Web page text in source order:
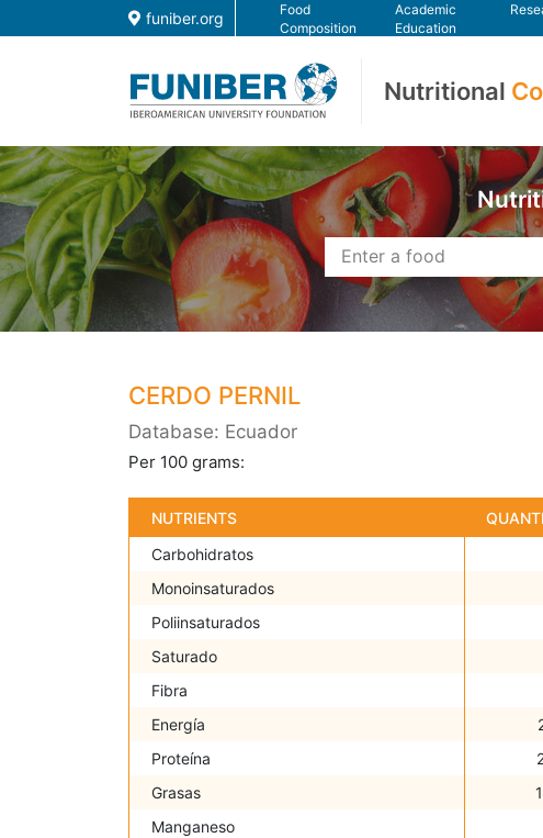
funiber.org
Food
Composition
Academic
Education
Nutritional
CERDO PERNIL
Database: Ecuador
Per 100 grams:
NUTRIENTS
Carbohidratos
Monoinsaturados
Poliinsaturados
Saturado
Fibra
Energía
Proteína
Grasas
Manganeso